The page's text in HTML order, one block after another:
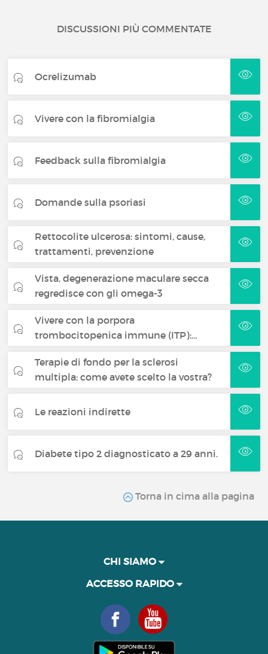
DISCUSSIONI PIÙ COMMENTATE
Ocrelizumab
Vivere con la fibromialgia
Feedback sulla fibromialgia
Domande sulla psoriasi
Rettocolite ulcerosa: sintomi, cause,
trattamenti, prevenzione
Vista, degenerazione maculare secca
regredisce con gli omega-3
Vivere con la porpora
trombocitopenica immune (ITP):…
Terapie di fondo per la sclerosi
multipla: come avete scelto la vostra?
Le reazioni indirette
Diabete tipo 2 diagnosticato a 29 anni.
Torna in cima alla pagina
CHI SIAMO
ACCESSO RAPIDO